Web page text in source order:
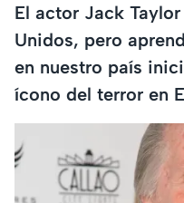
El actor Jack
Unidos, pero
en nuestro país
ícono del terror en